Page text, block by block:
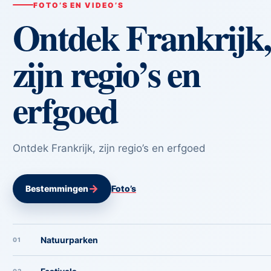
FOTO’S EN VIDEO’S
Ontdek Frankrijk,
zijn regio’s en
erfgoed
Ontdek Frankrijk, zijn regio’s en erfgoed
Bestemmingen→ Foto’s
01 Natuurparken